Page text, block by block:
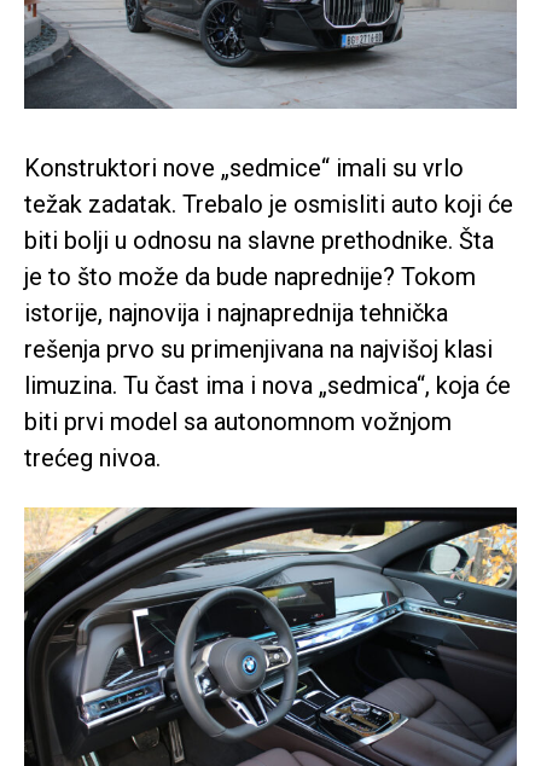
Konstruktori nove „sedmice“ imali su vrlo
težak zadatak. Trebalo je osmisliti auto koji će
biti bolji u odnosu na slavne prethodnike. Šta
je to što može da bude naprednije? Tokom
istorije, najnovija i najnaprednija tehnička
rešenja prvo su primenjivana na najvišoj klasi
limuzina. Tu čast ima i nova „sedmica“, koja će
biti prvi model sa autonomnom vožnjom
trećeg nivoa.